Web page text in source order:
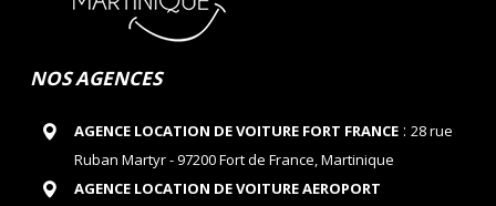
NOS AGENCES
AGENCE LOCATION DE VOITURE FORT FRANCE: 28 rue
Ruban Martyr - 97200 Fort de France, Martinique
AGENCE LOCATION DE VOITURE AEROPORT